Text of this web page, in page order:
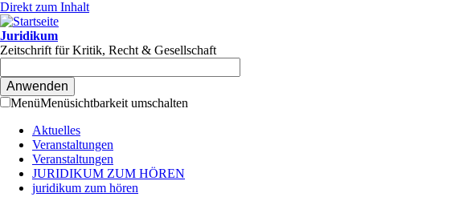
Direkt zum Inhalt
Juridikum
Zeitschrift für Kritik, Recht & Gesellschaft
MenüMenüsichtbarkeit umschalten
Aktuelles
Veranstaltungen
Veranstaltungen
JURIDIKUM ZUM HÖREN
juridikum zum hören